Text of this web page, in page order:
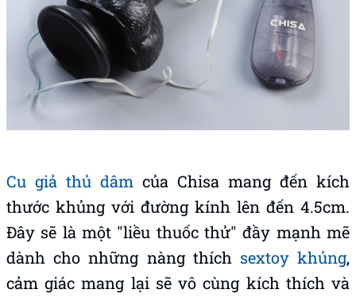
Cu giả thủ dâm của Chisa mang đến kích
thước khủng với đường kính lên đến 4.5cm.
Đây sẽ là một "liều thuốc thử" đầy mạnh mẽ
dành cho những nàng thích sextoy khủng,
cảm giác mang lại sẽ vô cùng kích thích và